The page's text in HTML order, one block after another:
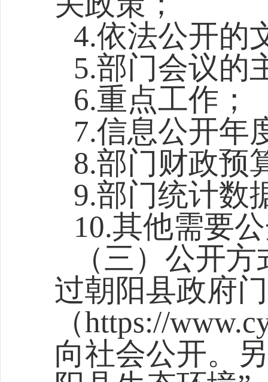
4.依法公开的
5.部门会议的
6.重点工作；
7.信息公开年
8.部门财政预
9.部门统计数
10.其他需要
（三）公开
过朝阳县政府
（https://
向社会公开。